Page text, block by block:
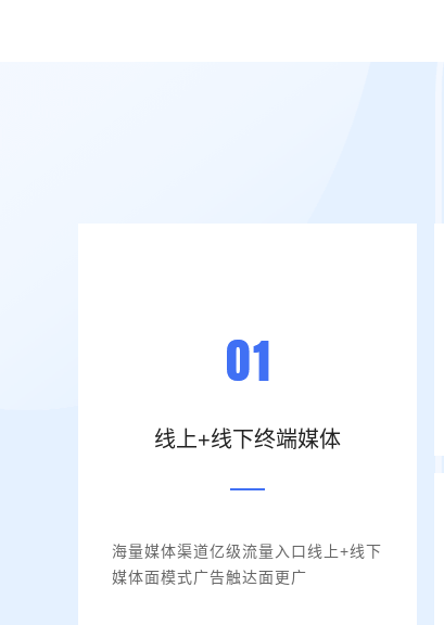
线上+线下终端媒体
海量媒体渠道亿级流量入口线上+线下
媒体面模式广告触达面更广